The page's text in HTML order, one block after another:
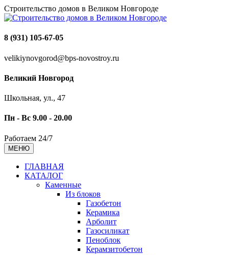
Строительство домов в Великом Новгороде
8 (931) 105-67-05
velikiynovgorod@bps-novostroy.ru
Великий Новгород
Школьная, ул., 47
Пн - Вс 9.00 - 20.00
Работаем 24/7
МЕНЮ
ГЛАВНАЯ
КАТАЛОГ
Каменные
Из блоков
Газобетон
Керамика
Арболит
Газосиликат
Пеноблок
Керамзитобетон